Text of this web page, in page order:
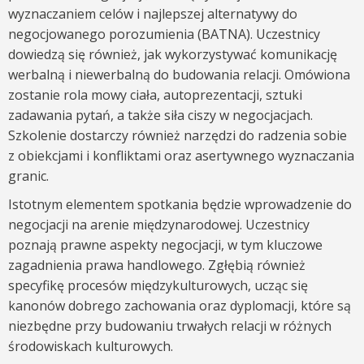
wyznaczaniem celów i najlepszej alternatywy do
negocjowanego porozumienia (BATNA). Uczestnicy
dowiedzą się również, jak wykorzystywać komunikację
werbalną i niewerbalną do budowania relacji. Omówiona
zostanie rola mowy ciała, autoprezentacji, sztuki
zadawania pytań, a także siła ciszy w negocjacjach.
Szkolenie dostarczy również narzędzi do radzenia sobie
z obiekcjami i konfliktami oraz asertywnego wyznaczania
granic.
Istotnym elementem spotkania będzie wprowadzenie do
negocjacji na arenie międzynarodowej. Uczestnicy
poznają prawne aspekty negocjacji, w tym kluczowe
zagadnienia prawa handlowego. Zgłębią również
specyfikę procesów międzykulturowych, ucząc się
kanonów dobrego zachowania oraz dyplomacji, które są
niezbędne przy budowaniu trwałych relacji w różnych
środowiskach kulturowych.